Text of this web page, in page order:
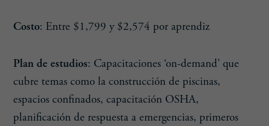
Costo: Entre $1,799 y $2,574 por aprendiz
Plan de estudios: Capacitaciones ‘on-demand’ que
cubre temas como la construcción de piscinas,
espacios confinados, capacitación OSHA,
planificación de respuesta a emergencias, primeros